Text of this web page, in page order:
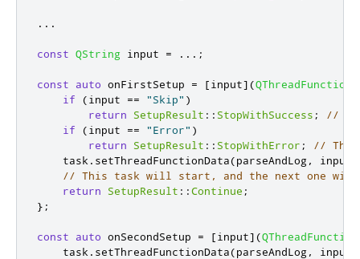
. . .
const QString input = . . . ;
const auto onFirstSetup = [input](QThreadFunction
if
(input == "Skip" )
return
SetupResult :: StopWithSuccess ;
//
if
(input == "Error" )
return
SetupResult :: StopWithError ;
// This
    task
. setThreadFunctionData(parseAndLog, input
// This task will start, and the next one
return
SetupResult ::Continue ;
};
const auto onSecondSetup = [input](QThreadFunction
    task
. setThreadFunctionData(parseAndLog, input